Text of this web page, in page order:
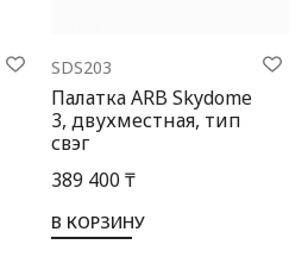
SDS203
Палатка ARB Skydome
3, двухместная, тип
свэг
389 400 ₸
В КОРЗИНУ